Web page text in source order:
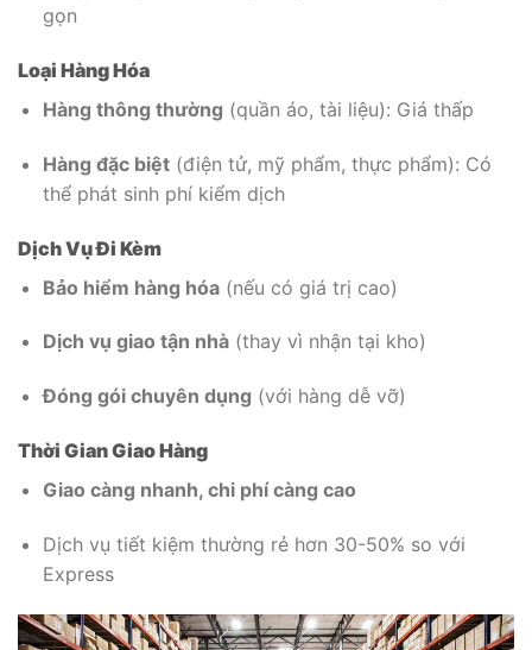
gọn
Loại Hàng Hóa
Hàng thông thường (quần áo, tài liệu): Giá thấp
Hàng đặc biệt(điện tử, mỹ phẩm, thực phẩm): Có
thể phát sinh phí kiểm dịch
Dịch Vụ Đi Kèm
Bảo hiểm hàng hóa(nếu có giá trị cao)
Dịch vụ giao tận nhà(thay vì nhận tại kho)
Đóng gói chuyên dụng (với hàng dễ vỡ)
Thời Gian Giao Hàng
Giao càng nhanh, chi phí càng cao
Dịch vụ tiết kiệm thường rẻ hơn 30-50% so với
Express